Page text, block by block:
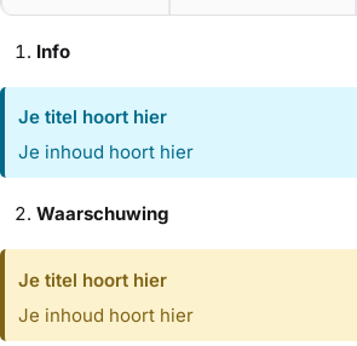
Info
Je titel hoort hier
Je inhoud hoort hier
Waarschuwing
Je titel hoort hier
Je inhoud hoort hier